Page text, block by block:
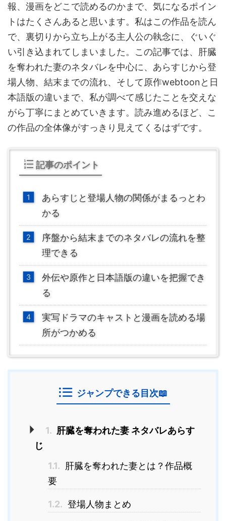
報、漫画をどこで読めるのかまで、気になるポイン
トはたくさんあると思います。私はこの作品を読ん
で、裏切りから立ち上がる主人公の執念に、ぐいぐ
い引き込まれてしまいました。この記事では、肝臓
を奪われた妻のネタバレを中心に、あらすじから登
場人物、結末までの流れ、そして原作webtoonと日
本語版の違いまで、私が調べて感じたことを交えな
がら丁寧にまとめていきます。読み進めるほど、こ
の作品の全体像がすっきり見えてくるはずです。
記事のポイント
あらすじと登場人物の関係がまるっとわ
かる
序盤から結末までのネタバレの流れを整
理できる
外伝や原作と日本語版の違いを把握でき
る
実写ドラマのキャストと漫画を読める場
所がつかめる
ジャンプできる目次📖
1. 肝臓を奪われた妻 ネタバレあらす
じ
1.1.
肝臓を奪われた妻とは？作品概
要
1.2. 登場人物まとめ